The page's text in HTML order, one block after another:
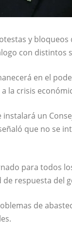
y bloqueos
con distintos
en el
la crisis
un
que no se
para todos
respuesta del
de